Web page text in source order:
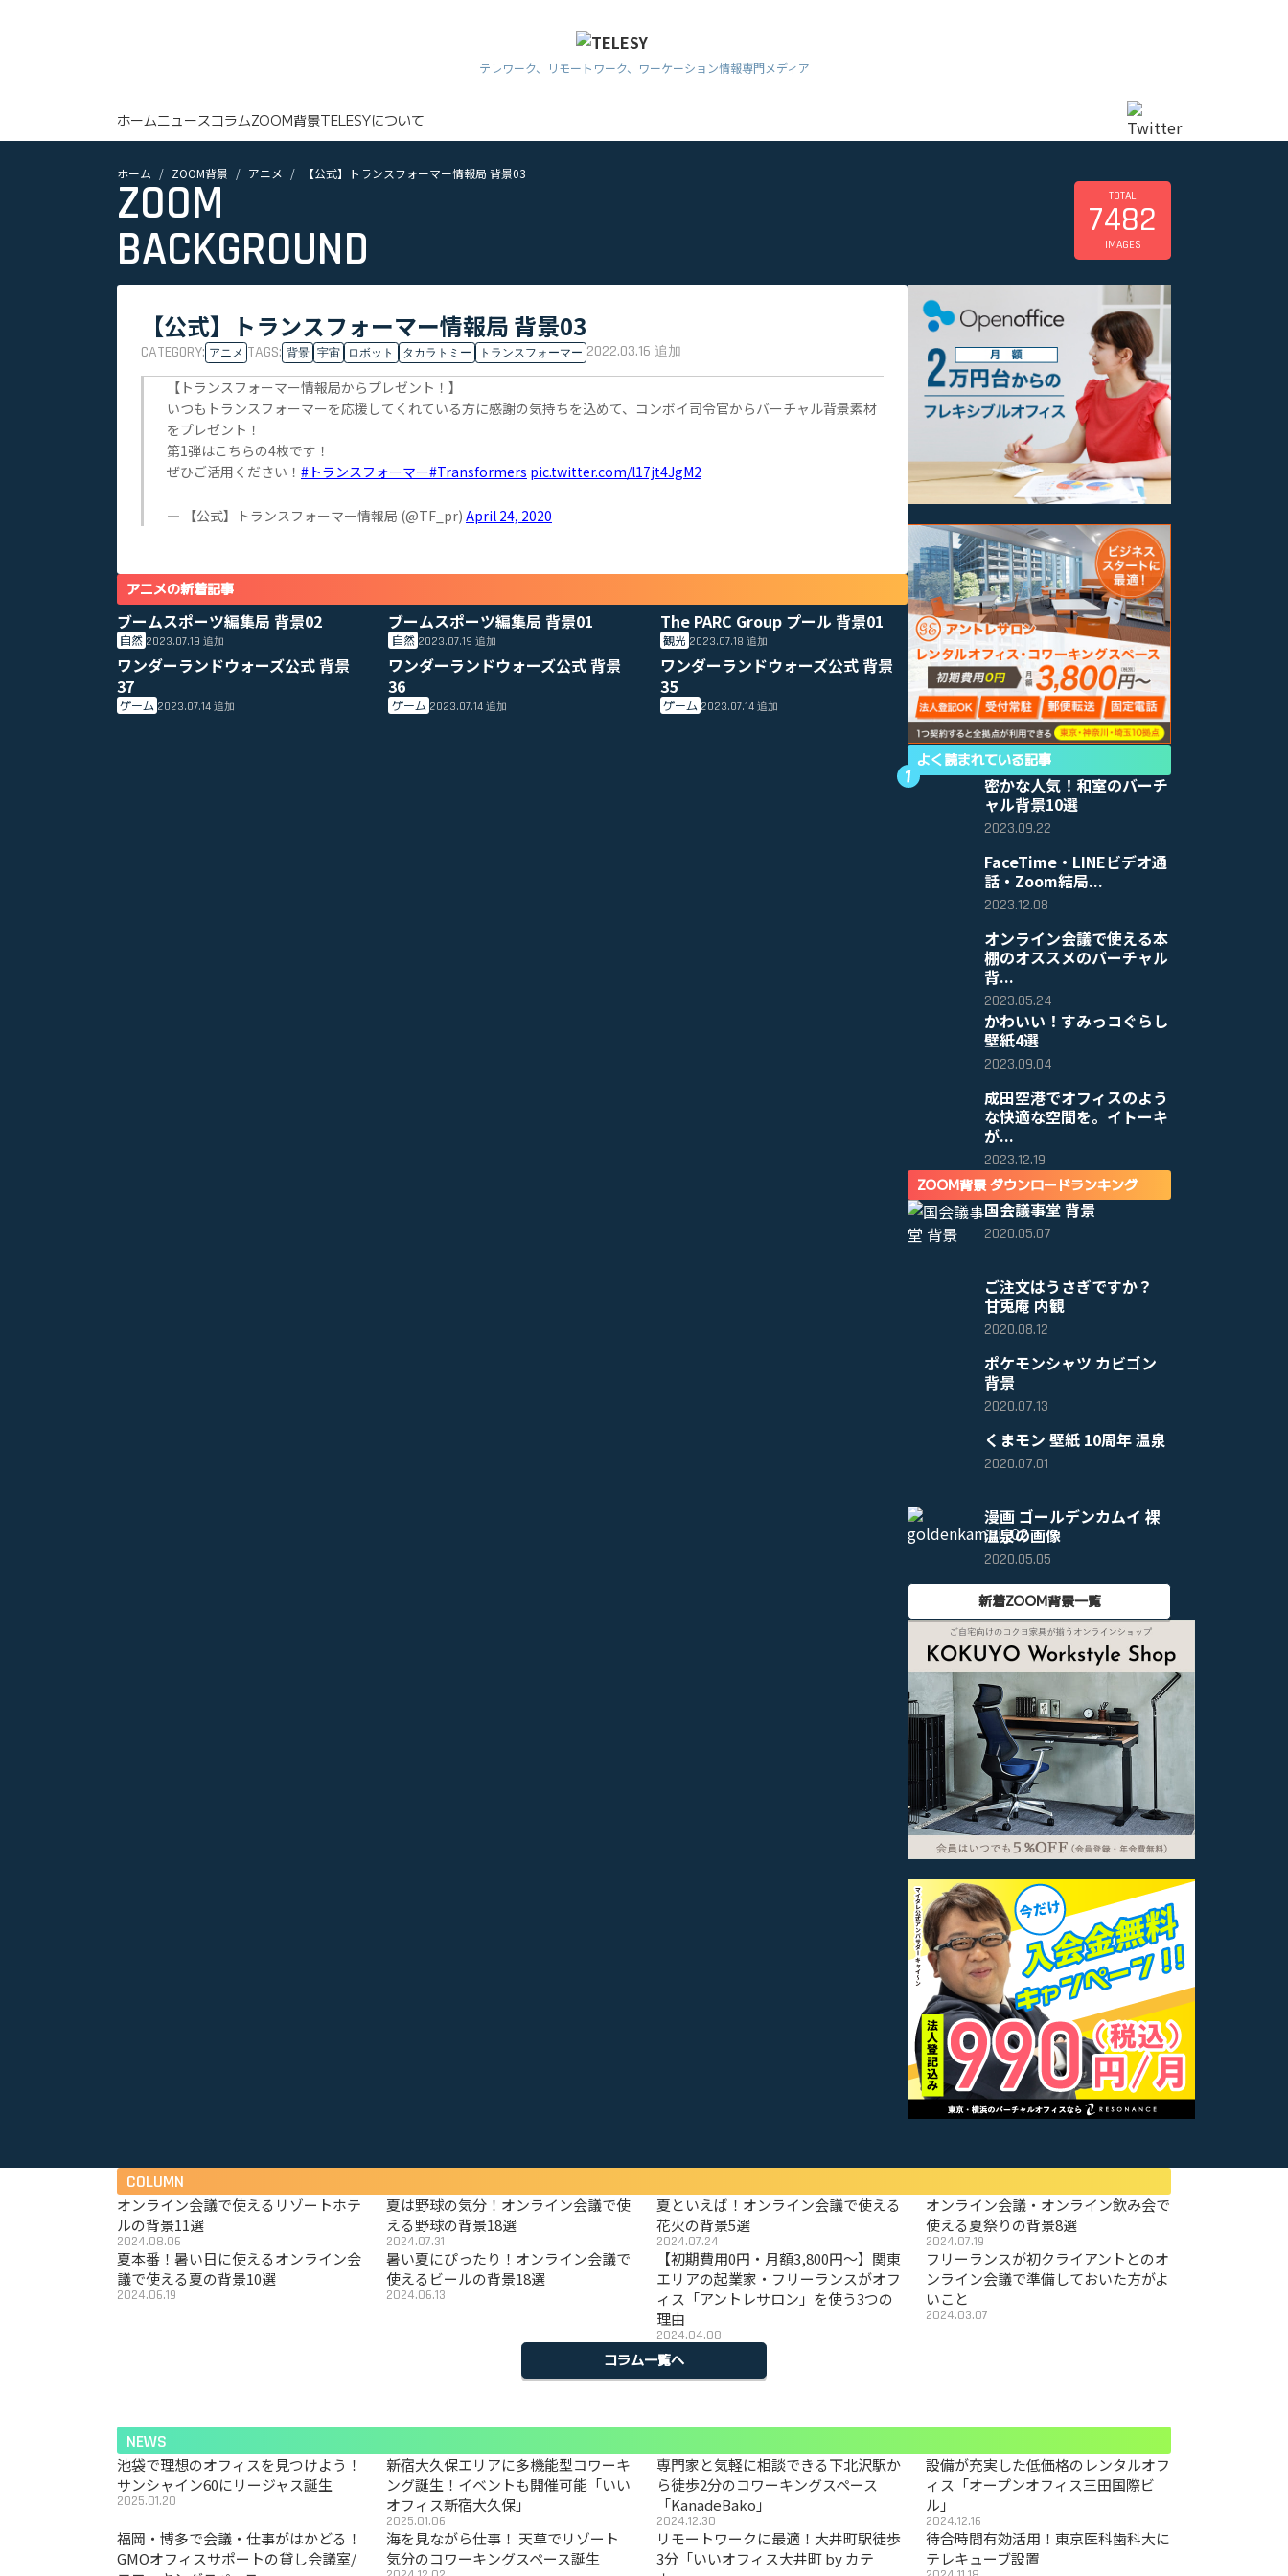
テレワーク、リモートワーク、ワーケーション情報専門メディア
ホームニュースコラムZOOM背景TELESYについて
ホーム ZOOM背景 アニメ 【公式】トランスフォーマー情報局 背景03
ZOOM
BACKGROUND
TOTAL
7482
IMAGES
【公式】トランスフォーマー情報局 背景03
CATEGORY: アニメ TAGS: 背景 宇宙 ロボット タカラトミー トランスフォーマー 2022.03.16追加
【トランスフォーマー情報局からプレゼント！】
いつもトランスフォーマーを応援してくれている方に感謝の気持ちを込めて、コンボイ司令官からバーチャル背景素材
をプレゼント！
第1弾はこちらの4枚です！
ぜひご活用ください！ #トランスフォーマー#Transformers pic.twitter.com/l17jt4JgM2
— 【公式】トランスフォーマー情報局 (@TF_pr) April 24, 2020
アニメの新着記事
ブームスポーツ編集局 背景02
自然 2023.07.19追加
ブームスポーツ編集局 背景01
自然 2023.07.19 追加
The PARC Group プール 背景01
観光 2023.07.18追加
ワンダーランドウォーズ公式 背景
37
ゲーム 2023.07.14追加
ワンダーランドウォーズ公式 背景
36
ゲーム 2023.07.14 追加
ワンダーランドウォーズ公式 背景
35
ゲーム 2023.07.14追加
よく読まれている記事
密かな人気！和室のバーチ
ャル背景10選
2023.09.22
FaceTime・LINEビデオ通
話・Zoom結局...
2023.12.08
オンライン会議で使える本
棚のオススメのバーチャル
背...
2023.05.24
かわいい！すみっコぐらし
壁紙4選
2023.09.04
成田空港でオフィスのよう
な快適な空間を。イトーキ
が...
2023.12.19
ZOOM背景 ダウンロードランキング
国会議事堂 背景
2020.05.07
ご注文はうさぎですか？
甘兎庵 内観
2020.08.12
ポケモンシャツ カビゴン
背景
2020.07.13
くまモン 壁紙 10周年 温泉
2020.07.01
漫画 ゴールデンカムイ 裸
温泉の画像
2020.05.05
新着ZOOM背景一覧
COLUMN
オンライン会議で使えるリゾートホテ
ルの背景11選
2024.08.06
夏は野球の気分！オンライン会議で使
える野球の背景18選
2024.07.31
夏といえば！オンライン会議で使える
花火の背景5選
2024.07.24
オンライン会議・オンライン飲み会で
使える夏祭りの背景8選
2024.07.19
夏本番！暑い日に使えるオンライン会
議で使える夏の背景10選
2024.06.19
暑い夏にぴったり！オンライン会議で
使えるビールの背景18選
2024.06.13
【初期費用0円・月額3,800円〜】関東
エリアの起業家・フリーランスがオフ
ィス「アントレサロン」を使う3つの
理由
2024.04.08
フリーランスが初クライアントとのオ
ンライン会議で準備しておいた方がよ
いこと
2024.03.07
コラム一覧へ
NEWS
池袋で理想のオフィスを見つけよう！
サンシャイン60にリージャス誕生
2025.01.20
新宿大久保エリアに多機能型コワーキ
ング誕生！イベントも開催可能「いい
オフィス新宿大久保」
2025.01.06
専門家と気軽に相談できる下北沢駅か
ら徒歩2分のコワーキングスペース
「KanadeBako」
2024.12.30
設備が充実した低価格のレンタルオフ
ィス「オープンオフィス三田国際ビ
ル」
2024.12.16
福岡・博多で会議・仕事がはかどる！
GMOオフィスサポートの貸し会議室/
海を見ながら仕事！ 天草でリゾート
気分のコワーキングスペース誕生
リモートワークに最適！大井町駅徒歩
3分「いいオフィス大井町 by カテ
待合時間有効活用！東京医科歯科大に
テレキューブ設置